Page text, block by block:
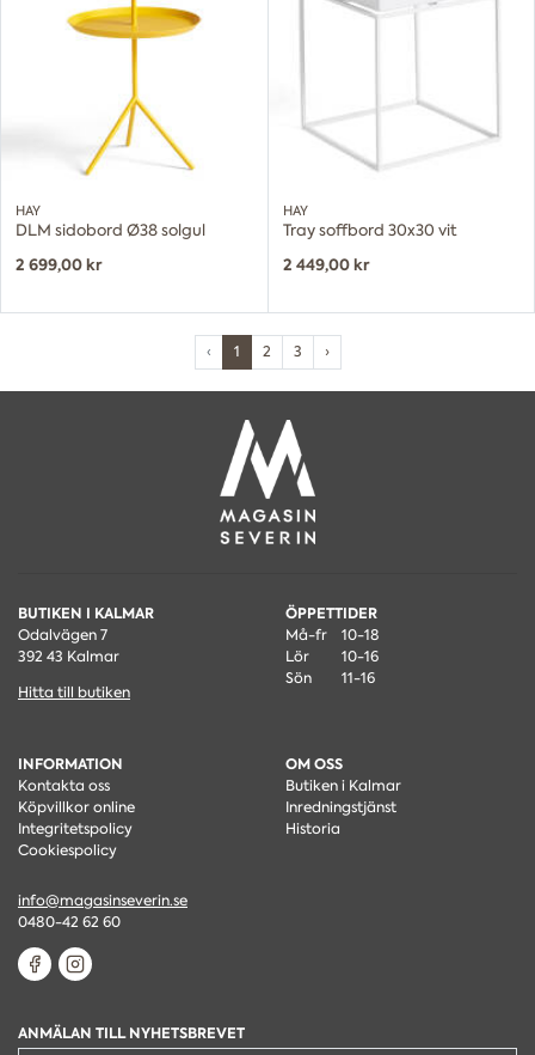
HAY
DLM sidobord Ø38 solgul
2 699,00 kr
HAY
Tray soffbord 30x30 vit
2 449,00 kr
‹ 1 2 3 ›
BUTIKEN I KALMAR
Odalvägen 7
392 43 Kalmar
Hitta till butiken
ÖPPETTIDER
Må-fr
10-18
Lör
10-16
Sön
11-16
INFORMATION
Kontakta oss
Köpvillkor online
Integritetspolicy
Cookiespolicy
OM OSS
Butiken i Kalmar
Inredningstjänst
Historia
info@magasinseverin.se
0480-42 62 60
ANMÄLAN TILL NYHETSBREVET